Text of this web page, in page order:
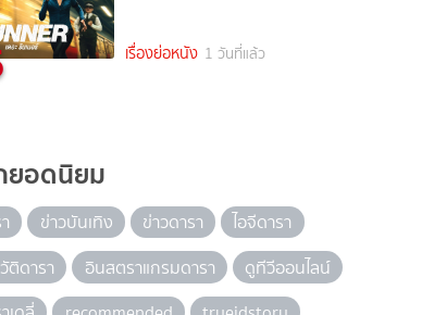
เรื่องย่อหนัง 1 วันที่แล้ว
ยอดนิยม
ข่าวบันเทิง ข่าวดารา
ไอจีดารา
ติดารา
อินสตราแกรมดารา
ดูทีวีออนไลน์